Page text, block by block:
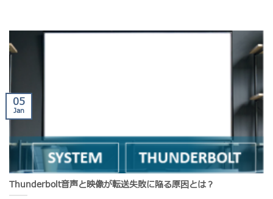
Thunderbolt音声と映像が転送失敗に陥る原因とは？
05
Jan